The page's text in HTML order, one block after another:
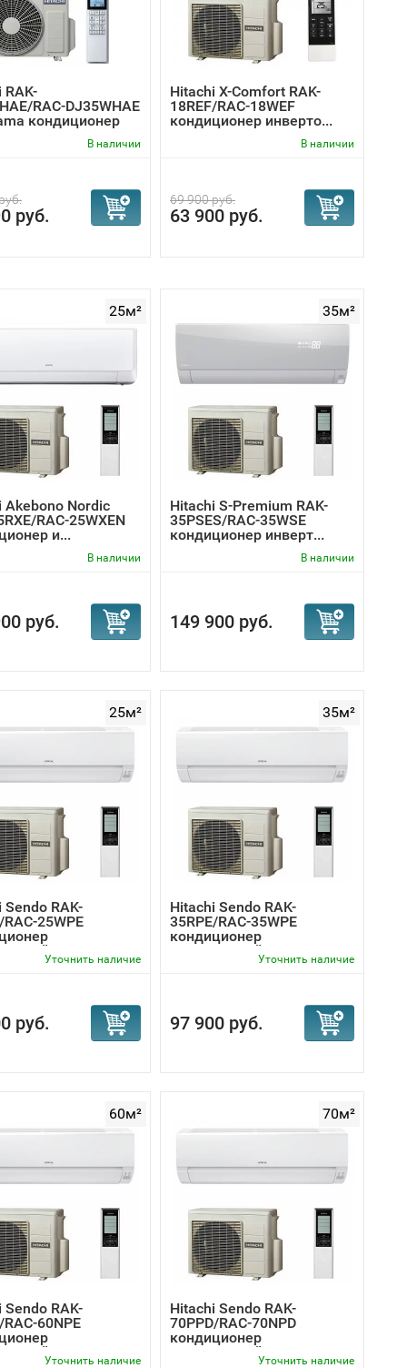
воздух беспрепятственно поступает
и без увеличения уровня шума;
имеется микроячеистый фильтр из
фильтром намного более долговечен,
системой Хитачи. Доступны все
и скорости вентилятора, направление
комфорта, удобства и эффективности,
технику этой марки к покупке!
RAK-
RAC-DJ35WHAE
кондиционер
В наличии
руб.
Hitachi Х-Сomfort RAK-
18REF/RAC-18WEF
кондиционер инверто...
В наличии
69 900 руб.
63 900 руб.
25м²
Akebono Nordic
RAC-25WXEN
и...
В наличии
руб.
35м²
Hitachi S-Premium RAK-
35PSES/RAC-35WSE
кондиционер инверт...
В наличии
149 900 руб.
25м²
Sendo RAK-
25WPE
Уточнить наличие
руб.
35м²
Hitachi Sendo RAK-
35RPE/RAC-35WPE
кондиционер
инверторныйУточнить наличие
97 900 руб.
60м²
Sendo RAK-
RAC-60NPE
Уточнить наличие
70м²
Hitachi Sendo RAK-
70PPD/RAC-70NPD
кондиционер
инверторныйУточнить наличие